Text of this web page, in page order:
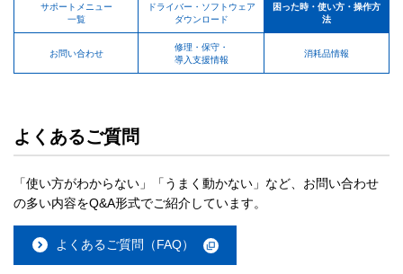
サポートメニュー
一覧
ドライバー・ソフトウェア
ダウンロード
困った時・使い方・操作方
法
お問い合わせ
修理・保守・
導入支援情報
消耗品情報
よくあるご質問
「使い方がわからない」「うまく動かない」など、お問い合わせ
の多い内容をQ&A形式でご紹介しています。
よくあるご質問（FAQ）